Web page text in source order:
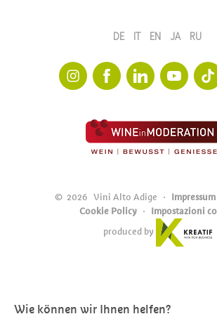
© 2026 Vini Alto Adige Impressum
Cookie Policy
Impostazioni
produced by
DE IT EN JA RU
Wie können wir Ihnen helfen?